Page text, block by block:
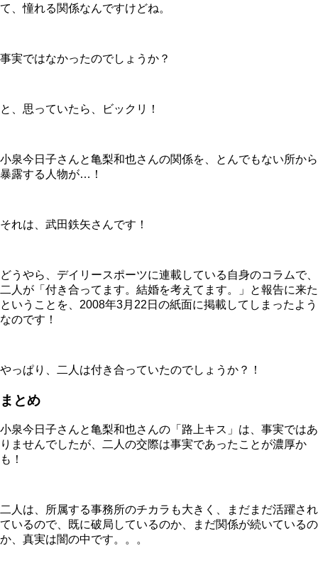
て、憧れる関係なんですけどね。
事実ではなかったのでしょうか？
と、思っていたら、ビックリ！
小泉今日子さんと亀梨和也さんの関係を、とんでもない所から
暴露する人物が…！
それは、武田鉄矢さんです！
どうやら、デイリースポーツに連載している自身のコラムで、
二人が「付き合ってます。結婚を考えてます。」と報告に来た
ということを、2008年3月22日の紙面に掲載してしまったよう
なのです！
やっぱり、二人は付き合っていたのでしょうか？！
まとめ
小泉今日子さんと亀梨和也さんの「路上キス」は、事実ではあ
りませんでしたが、二人の交際は事実であったことが濃厚か
も！
二人は、所属する事務所のチカラも大きく、まだまだ活躍され
ているので、既に破局しているのか、まだ関係が続いているの
か、真実は闇の中です。。。